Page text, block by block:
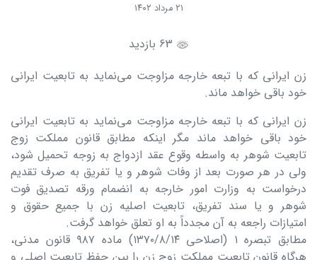
۲۱ مرداد ۱۴۰۲
زن ایرانی که با تبعه خارجه مزاوجت می‌نماید به تابعیت ایرانی
خود باقی خواهد ماند.
زن ایرانی که با تبعه خارجه مزاوجت می‌نماید به تابعیت ایرانی
خود باقی خواهد ماند مگر اینکه مطابق قانون مملکت زوج
تابعیت شوهر به واسطه وقوع عقد ازدواج به زوجه تحمیل شود،
ولی در هر صورت بعد از وفات شوهر و یا تفریق به صرف تقدیم
درخواست به وزارت امور خارجه به انضمام ورقه تصدیق فوت
شوهر و یا سند تفریق، تابعیت اصلیه زن با جمیع حقوق و
امتیازات راجعه به آن مجدداً به او تعلق خواهد گرفت.
مطابق تبصره ۱ (اصلاحی ۱۳۷۰/۸/۱۴) ماده ۹۸۷ قانون مدنی،